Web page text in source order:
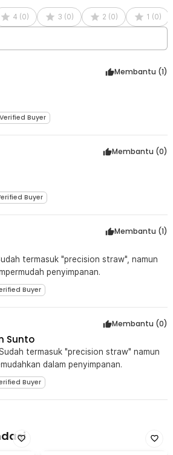
4 (0) 3 (0) 2 (0) 1 (0)
Membantu (1)
Verified Buyer
Membantu (0)
Buyer
Membantu (1)
termasuk "precision straw", namun
penyimpanan.
Buyer
Membantu (0)
Sunto
termasuk "precision straw" namun
dalam penyimpanan.
Buyer